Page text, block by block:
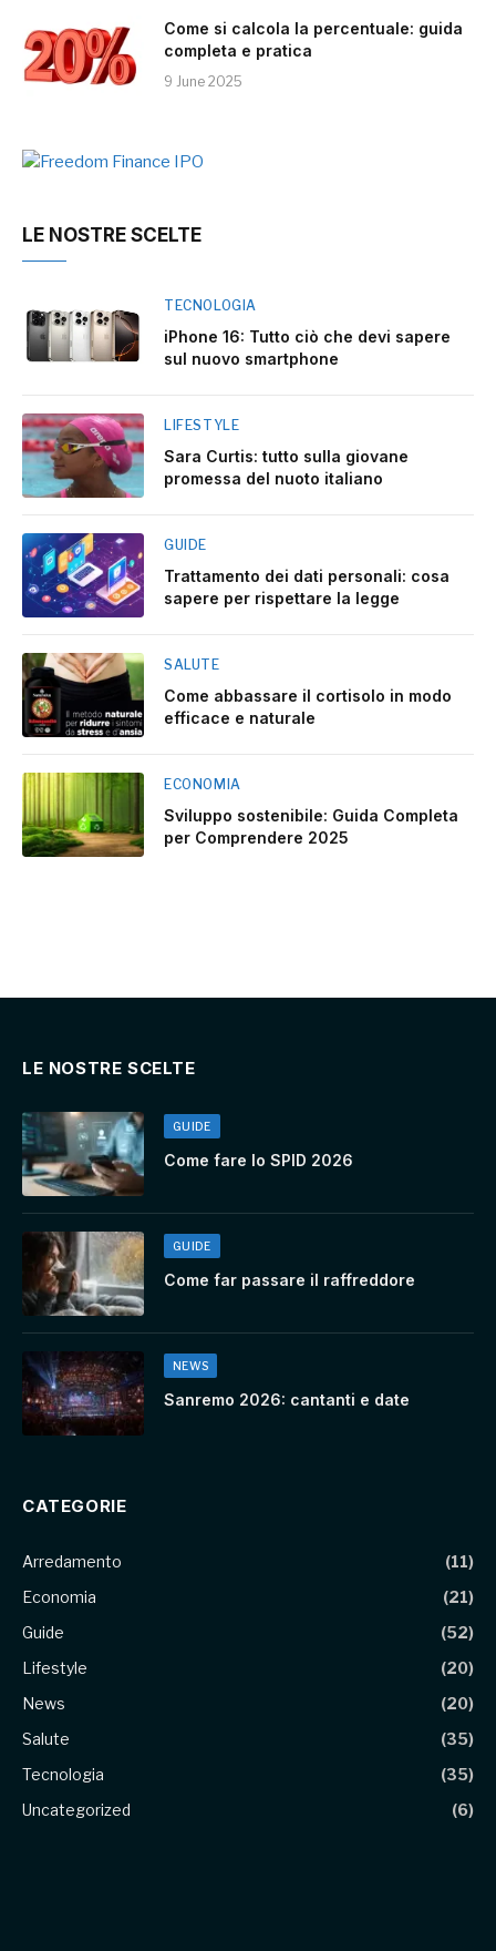
Come si calcola la percentuale: guida
completa e pratica
9 June 2025
LE NOSTRE SCELTE
TECNOLOGIA
iPhone 16: Tutto ciò che devi sapere
sul nuovo smartphone
LIFESTYLE
Sara Curtis: tutto sulla giovane
promessa del nuoto italiano
GUIDE
Trattamento dei dati personali: cosa
sapere per rispettare la legge
SALUTE
Come abbassare il cortisolo in modo
efficace e naturale
ECONOMIA
Sviluppo sostenibile: Guida Completa
per Comprendere 2025
LE NOSTRE SCELTE
GUIDE
Come fare lo SPID 2026
GUIDE
Come far passare il raffreddore
NEWS
Sanremo 2026: cantanti e date
CATEGORIE
Arredamento
(11)
Economia
(21)
Guide
(52)
Lifestyle
(20)
News
(20)
Salute
(35)
Tecnologia
(35)
Uncategorized
(6)